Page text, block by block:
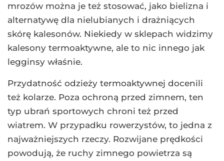
mrozów można je też stosować, jako bielizna i
alternatywę dla nielubianych i drażniących
skórę kalesonów. Niekiedy w sklepach widzimy
kalesony termoaktywne, ale to nic innego jak
legginsy właśnie.
Przydatność odzieży termoaktywnej docenili
też kolarze. Poza ochroną przed zimnem, ten
typ ubrań sportowych chroni też przed
wiatrem. W przypadku rowerzystów, to jedna z
najważniejszych rzeczy. Rozwijane prędkości
powodują, że ruchy zimnego powietrza są